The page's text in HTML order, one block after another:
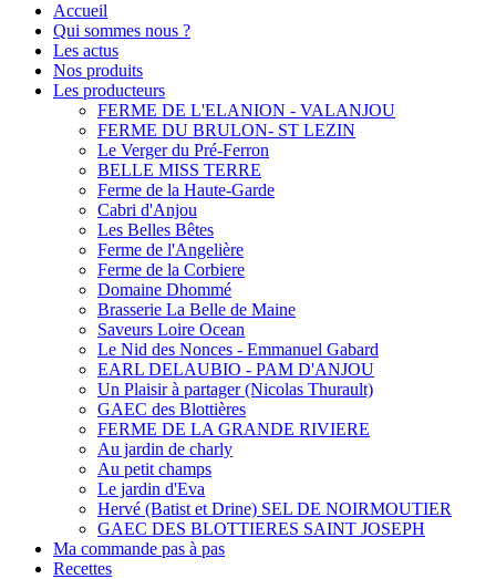
Accueil
Qui sommes nous ?
Les actus
Nos produits
Les producteurs
FERME DE L'ELANION - VALANJOU
FERME DU BRULON- ST LEZIN
Le Verger du Pré-Ferron
BELLE MISS TERRE
Ferme de la Haute-Garde
Cabri d'Anjou
Les Belles Bêtes
Ferme de l'Angelière
Ferme de la Corbiere
Domaine Dhommé
Brasserie La Belle de Maine
Saveurs Loire Ocean
Le Nid des Nonces - Emmanuel Gabard
EARL DELAUBIO - PAM D'ANJOU
Un Plaisir à partager (Nicolas Thurault)
GAEC des Blottières
FERME DE LA GRANDE RIVIERE
Au jardin de charly
Au petit champs
Le jardin d'Eva
Hervé (Batist et Drine) SEL DE NOIRMOUTIER
GAEC DES BLOTTIERES SAINT JOSEPH
Ma commande pas à pas
Recettes